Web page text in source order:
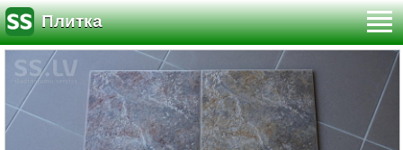
Плитка